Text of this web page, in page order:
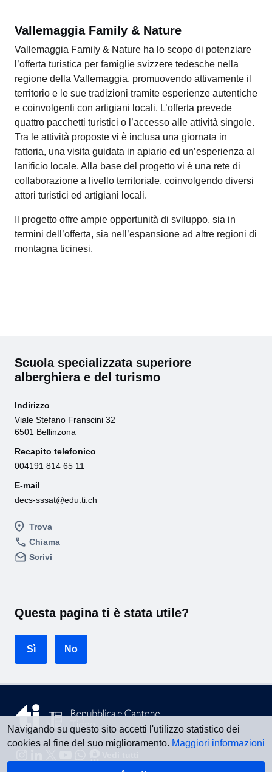
Navigando su questo sito accetti l'utilizzo statistico dei
cookies al fine del suo miglioramento. Maggiori informazioni
Vallemaggia Family & Nature
Vallemaggia Family & Nature ha lo scopo di potenziare
l’offerta turistica per famiglie svizzere tedesche nella
regione della Vallemaggia, promuovendo attivamente il
territorio e le sue tradizioni tramite esperienze autentiche
e coinvolgenti con artigiani locali. L’offerta prevede
quattro pacchetti turistici o l’accesso alle attività singole.
Tra le attività proposte vi è inclusa una giornata in
fattoria, una visita guidata in apiario ed un’esperienza al
lanificio locale. Alla base del progetto vi è una rete di
collaborazione a livello territoriale, coinvolgendo diversi
attori turistici ed artigiani locali.
Il progetto offre ampie opportunità di sviluppo, sia in
termini dell’offerta, sia nell’espansione ad altre regioni di
montagna ticinesi.
Scuola specializzata superiore
alberghiera e del turismo
Trova
Chiama
Scrivi
Indirizzo
Viale Stefano Franscini 32
6501 Bellinzona
Recapito telefonico
004191 814 65 11
E-mail
decs-sssat@edu.ti.ch
Questa pagina ti è stata utile?
Sì No